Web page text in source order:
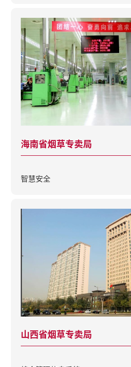
海南省烟草专卖局
智慧安全
山西省烟草专卖局